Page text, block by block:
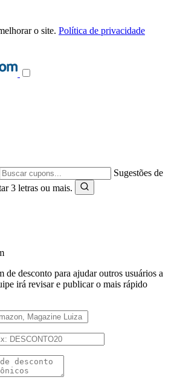
o site. Política de privacidade
Sugestões de
3 letras ou mais.
de desconto para ajudar outros usuários a
irá revisar e publicar o mais rápido